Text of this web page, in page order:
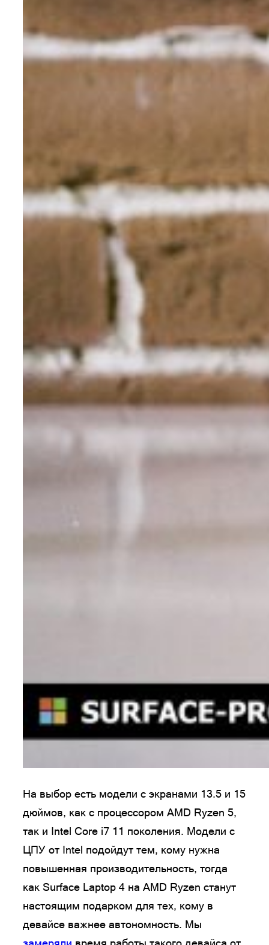
На выбор есть модели с экранами 13.5 и 15
дюймов, как с процессором AMD Ryzen 5,
так и Intel Core i7 11 поколения. Модели с
ЦПУ от Intel подойдут тем, кому нужна
повышенная производительность, тогда
как Surface Laptop 4 на AMD Ryzen станут
настоящим подарком для тех, кому в
девайсе важнее автономность. Мы